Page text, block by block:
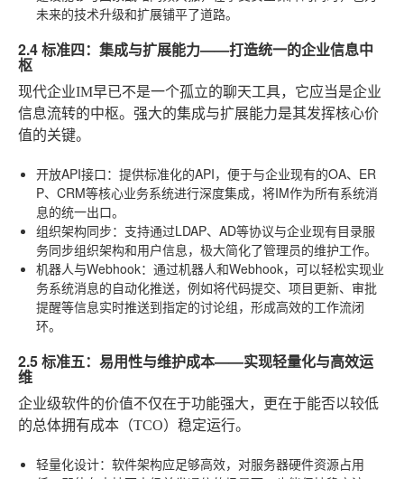
未来的技术升级和扩展铺平了道路。
2.4 标准四：集成与扩展能力——打造统一的企业信息中
枢
现代企业IM早已不是一个孤立的聊天工具，它应当是企业
信息流转的中枢。强大的集成与扩展能力是其发挥核心价
值的关键。
开放API接口：提供标准化的API，便于与企业现有的OA、ER
P、CRM等核心业务系统进行深度集成，将IM作为所有系统消
息的统一出口。
组织架构同步：支持通过LDAP、AD等协议与企业现有目录服
务同步组织架构和用户信息，极大简化了管理员的维护工作。
机器人与Webhook：通过机器人和Webhook，可以轻松实现业
务系统消息的自动化推送，例如将代码提交、项目更新、审批
提醒等信息实时推送到指定的讨论组，形成高效的工作流闭
环。
2.5 标准五：易用性与维护成本——实现轻量化与高效运
维
企业级软件的价值不仅在于功能强大，更在于能否以较低
的总体拥有成本（TCO）稳定运行。
轻量化设计：软件架构应足够高效，对服务器硬件资源占用